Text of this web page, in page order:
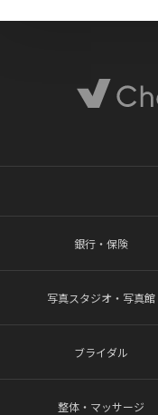
銀行・保険
写真スタジオ・写真館
ブライダル
整体・マッサージ